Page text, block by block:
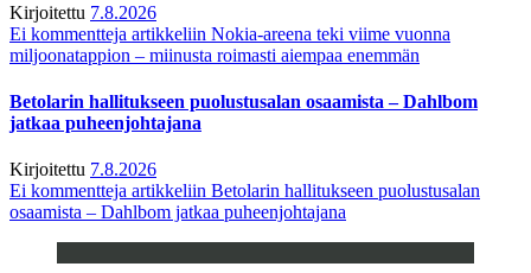
Kirjoitettu 7.8.2026
Ei kommentteja artikkeliin Nokia-areena teki viime vuonna
miljoonatappion – miinusta roimasti aiempaa enemmän
Betolarin hallitukseen puolustusalan osaamista – Dahlbom
jatkaa puheenjohtajana
Kirjoitettu 7.8.2026
Ei kommentteja artikkeliin Betolarin hallitukseen puolustusalan
osaamista – Dahlbom jatkaa puheenjohtajana